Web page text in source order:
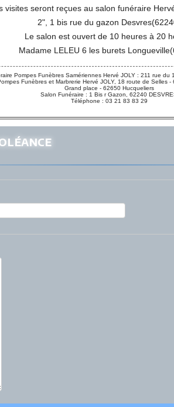
visites seront reçues au salon funéraire
2", 1 bis rue du gazon
Le salon est ouvert de 10 heures à 20
Madame LELEU 6 les burets
Pompes Funèbres Samériennes Hervé JOLY : 211 rue du
Funèbres et Marbrerie Hervé JOLY, 18 route de Selles
Grand place - 62650 Hucqueliers
Salon Funéraire : 1 Bis r Gazon, 62240
Téléphone : 03 21 83 83 29